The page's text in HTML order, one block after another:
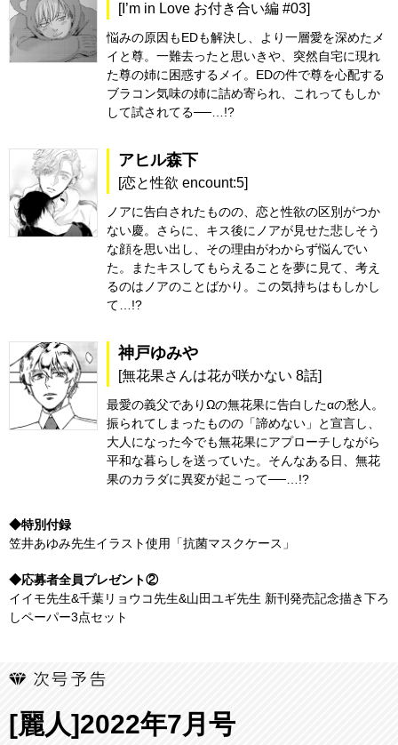
[I’m in Love お付き合い編 #03]
悩みの原因もEDも解決し、より一層愛を深めたメ
イと尊。一難去ったと思いきや、突然自宅に現れ
た尊の姉に困惑するメイ。EDの件で尊を心配する
ブラコン気味の姉に詰め寄られ、これってもしか
して試されてる──…!?
アヒル森下
[恋と性欲 encount:5]
ノアに告白されたものの、恋と性欲の区別がつか
ない慶。さらに、キス後にノアが見せた悲しそう
な顔を思い出し、その理由がわからず悩んでい
た。またキスしてもらえることを夢に見て、考え
るのはノアのことばかり。この気持ちはもしかし
て…!?
神戸ゆみや
[無花果さんは花が咲かない 8話]
最愛の義父でありΩの無花果に告白したαの愁人。
振られてしまったものの「諦めない」と宣言し、
大人になった今でも無花果にアプローチしながら
平和な暮らしを送っていた。そんなある日、無花
果のカラダに異変が起こって──…!?
◆特別付録
笠井あゆみ先生イラスト使用「抗菌マスクケース」
◆応募者全員プレゼント②
イイモ先生&千葉リョウコ先生&山田ユギ先生 新刊発売記念描き下ろ
しペーパー3点セット
[麗人]2022年7月号